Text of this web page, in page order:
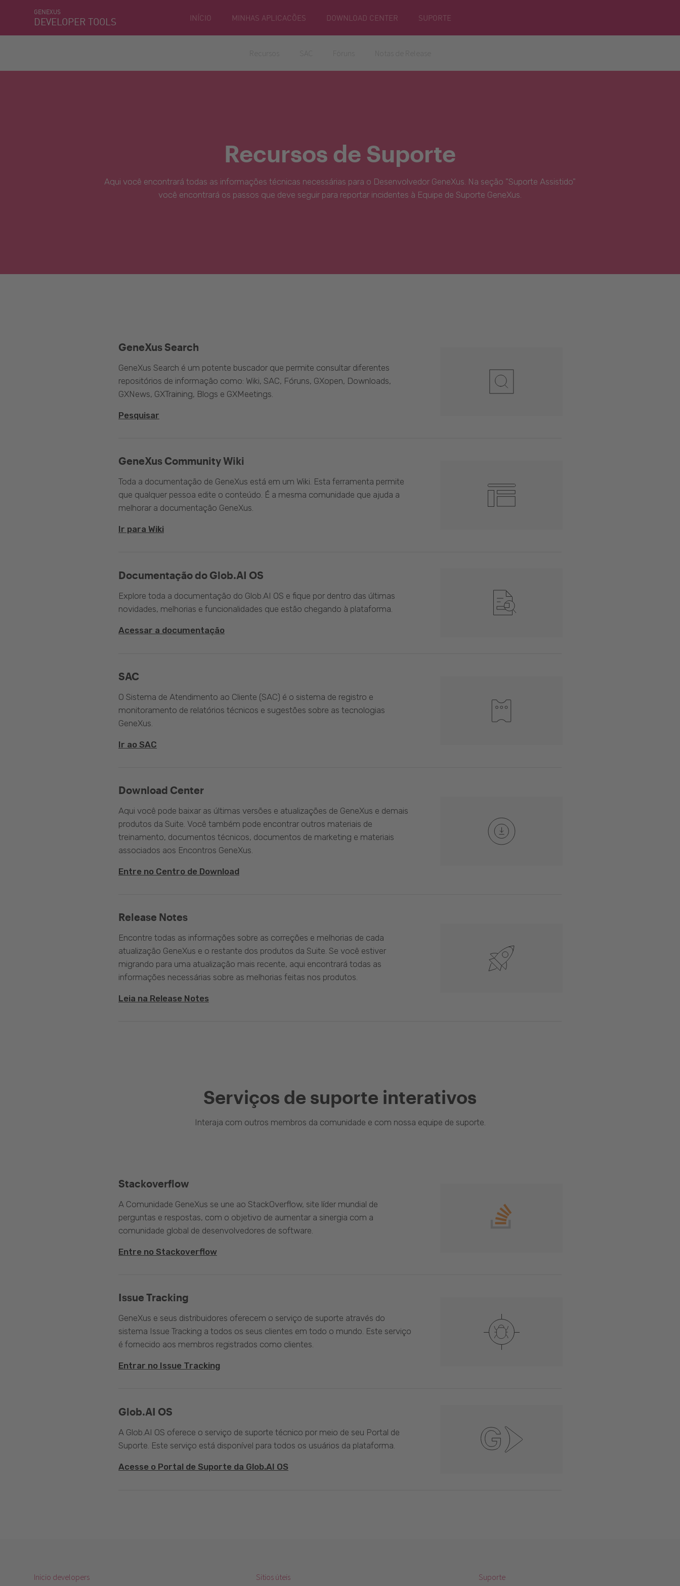
GENEXUS
DEVELOPER TOOLS INÍCIO MINHAS APLICACÕES DOWNLOAD CENTER SUPORTE
Recursos de Suporte
Aqui você encontrará todas as informações técnicas necessárias para o Desenvolvedor GeneXus. Na seção "Suporte Assistido"
você encontrará os passos que deve seguir para reportar incidentes à Equipe de Suporte GeneXus.
GeneXus Community Wiki
Toda a documentação de GeneXus está em um Wiki. Esta ferramenta permite
que qualquer pessoa edite o conteúdo. É a mesma comunidade que ajuda a
melhorar a documentação GeneXus.
Ir para Wiki
GeneXus Search
GeneXus Search é um potente buscador que permite consultar diferentes
repositórios de informação como: Wiki, SAC, Fóruns, GXopen, Downloads,
GXNews, GXTraining, Blogs e GXMeetings.
Pesquisar
Documentação do Glob.AI OS
Explore toda a documentação do Glob.AI OS e fique por dentro das últimas
novidades, melhorias e funcionalidades que estão chegando à plataforma.
Acessar a documentação
SAC
O Sistema de Atendimento ao Cliente (SAC) é o sistema de registro e
monitoramento de relatórios técnicos e sugestões sobre as tecnologias
GeneXus.
Ir ao SAC
Download Center
Aqui você pode baixar as últimas versões e atualizações de GeneXus e demais
produtos da Suite. Você também pode encontrar outros materiais de
treinamento, documentos técnicos, documentos de marketing e materiais
associados aos Encontros GeneXus.
Entre no Centro de Download
Release Notes
Encontre todas as informações sobre as correções e melhorias de cada
atualização GeneXus e o restante dos produtos da Suite. Se você estiver
migrando para uma atualização mais recente, aqui encontrará todas as
informações necessárias sobre as melhorias feitas nos produtos.
Leia na Release Notes
Serviços de suporte interativos
Interaja com outros membros da comunidade e com nossa equipe de suporte.
Stackoverflow
A Comunidade GeneXus se une ao StackOverflow, site líder mundial de
perguntas e respostas, com o objetivo de aumentar a sinergia com a
comunidade global de desenvolvedores de software.
Entre no Stackoverflow
Issue Tracking
GeneXus e seus distribuidores oferecem o serviço de suporte através do
sistema Issue Tracking a todos os seus clientes em todo o mundo. Este serviço
é fornecido aos membros registrados como clientes.
Entrar no Issue Tracking
Glob.AI OS
A Glob.AI OS oferece o serviço de suporte técnico por meio de seu Portal de
Suporte. Este serviço está disponível para todos os usuários da plataforma.
Acesse o Portal de Suporte da Glob.AI OS
Inicio developers Sitios úteis Suporte